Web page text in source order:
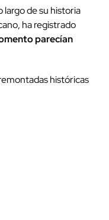
largo de su historia
ha registrado
parecían
históricas